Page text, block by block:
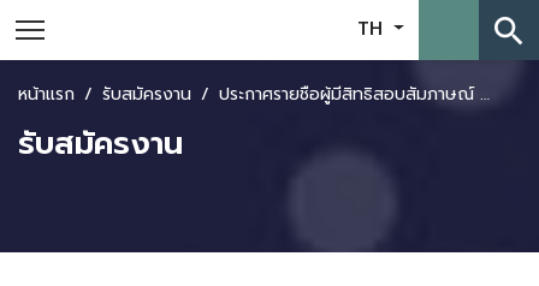
TH search
หน้าแรก รับสมัครงาน ประกาศรายชื่อผู้มีสิทธิสอบสัมภาษณ์ จนท. ตำแหน่งนักวิจัย
รับสมัครงาน